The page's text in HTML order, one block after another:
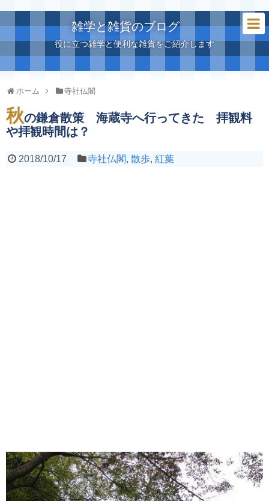
雑学と雑貨のブログ
役に立つ雑学と便利な雑貨をご紹介します
ホーム 寺社仏閣
秋の鎌倉散策 海蔵寺へ行ってきた 拝観料
や拝観時間は？
2018/10/17 寺社仏閣,散歩,紅葉